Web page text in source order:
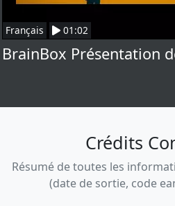
Français 01:02
BrainBox Présentation
Crédits
Résumé de toutes les
(date de sortie, code